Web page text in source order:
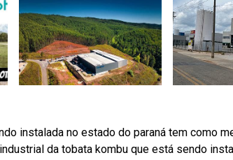
instalada no estado do paraná tem como
da tobata kombu que está sendo